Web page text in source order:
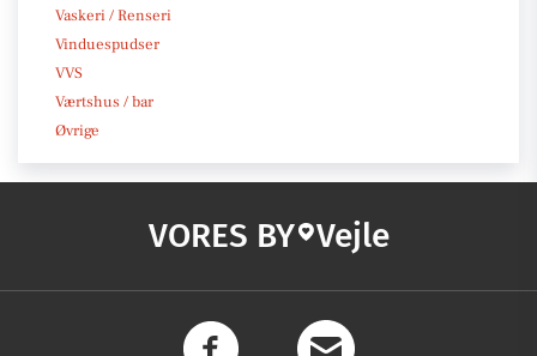
Vaskeri / Renseri
Vinduespudser
VVS
Værtshus / bar
Øvrige
VORES BY Vejle